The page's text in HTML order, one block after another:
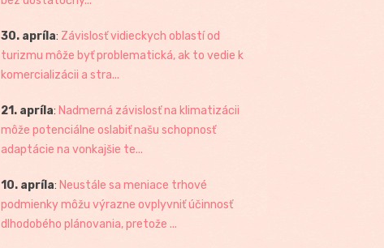
30. apríla: Závislosť vidieckych oblastí od
turizmu môže byť problematická, ak to vedie k
komercializácii a stra...
21. apríla: Nadmerná závislosť na klimatizácii
môže potenciálne oslabiť našu schopnosť
adaptácie na vonkajšie te...
10. apríla: Neustále sa meniace trhové
podmienky môžu výrazne ovplyvniť účinnosť
dlhodobého plánovania, pretože ...